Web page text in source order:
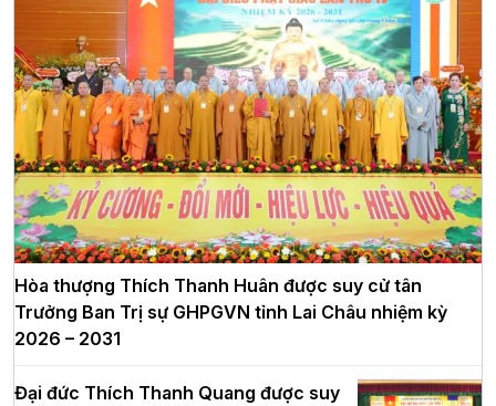
Hòa thượng Thích Thanh Huân được suy cử tân
Trưởng Ban Trị sự GHPGVN tỉnh Lai Châu nhiệm kỳ
2026 – 2031
Đại đức Thích Thanh Quang được suy